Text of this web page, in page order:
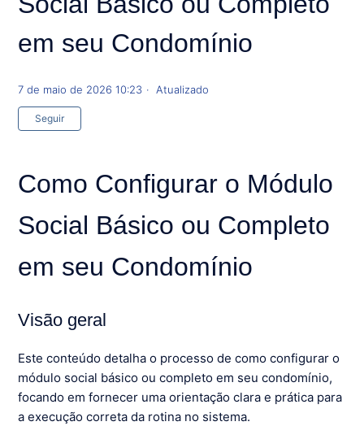
em seu Condomínio
7 de maio de 2026 10:23 Atualizado
Seguir
Como Configurar o Módulo
Social Básico ou Completo
em seu Condomínio
Visão geral
Este conteúdo detalha o processo de como configurar o
módulo social básico ou completo em seu condomínio,
focando em fornecer uma orientação clara e prática para
a execução correta da rotina no sistema.